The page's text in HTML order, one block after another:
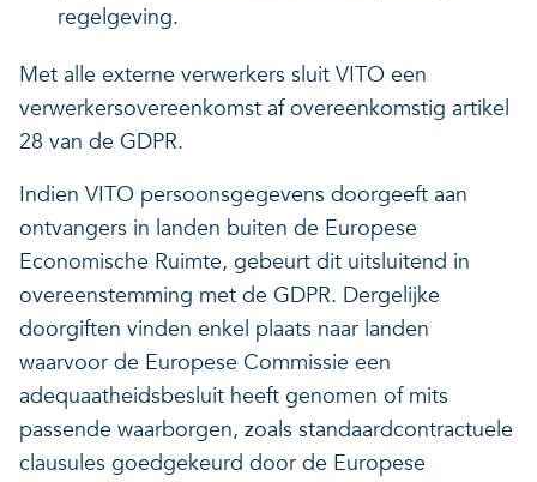
regelgeving.
Met alle externe verwerkers sluit VITO een
verwerkersovereenkomst af overeenkomstig artikel
28 van de GDPR.
Indien VITO persoonsgegevens doorgeeft aan
ontvangers in landen buiten de Europese
Economische Ruimte, gebeurt dit uitsluitend in
overeenstemming met de GDPR. Dergelijke
doorgiften vinden enkel plaats naar landen
waarvoor de Europese Commissie een
adequaatheidsbesluit heeft genomen of mits
passende waarborgen, zoals standaardcontractuele
clausules goedgekeurd door de Europese